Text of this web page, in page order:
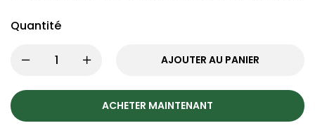
Quantité
AJOUTER AU PANIER
ACHETER MAINTENANT